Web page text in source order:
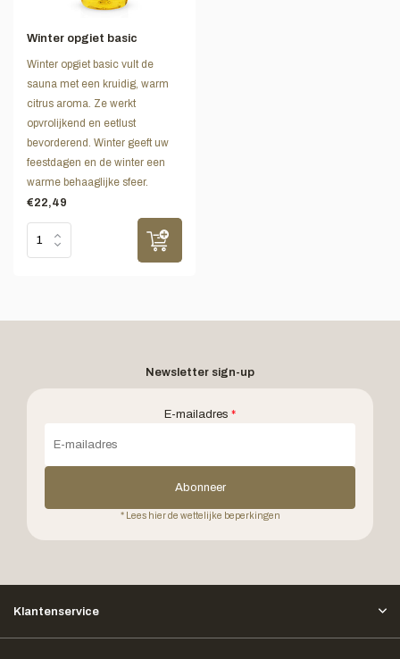
Winter opgiet basic
Winter opgiet basic vult de
sauna met een kruidig, warm
citrus aroma. Ze werkt
opvrolijkend en eetlust
bevorderend. Winter geeft uw
feestdagen en de winter een
warme behaaglijke sfeer.
€22,49
Newsletter sign-up
E-mailadres *
Abonneer
* Lees hier de wettelijke beperkingen
Klantenservice